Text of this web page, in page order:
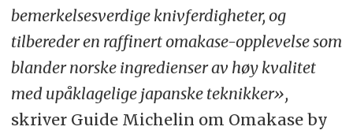
bemerkelsesverdige knivferdigheter, og
tilbereder en raffinert omakase-opplevelse som
blander norske ingredienser av høy kvalitet
med upåklagelige japanske teknikker»,
skriver Guide Michelin om Omakase by